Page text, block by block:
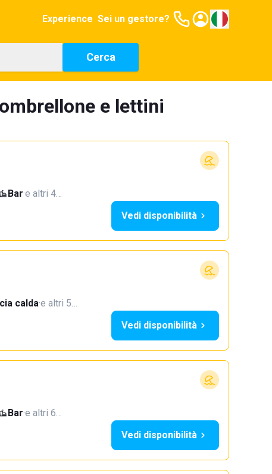
Experience Sei un gestore?
Cerca
e lettini
Bar·e altri 4…
Vedi disponibilità
calda·e altri 5…
Vedi disponibilità
Bar·e altri 6…
Vedi disponibilità